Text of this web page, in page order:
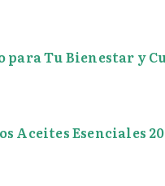
Tu Bienestar y
Aceites Esenciales